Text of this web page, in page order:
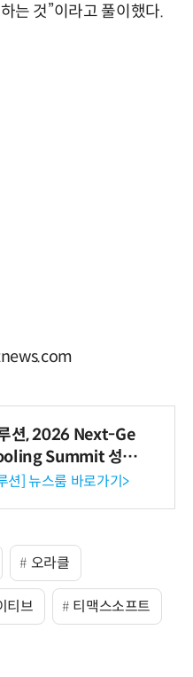
는 것”이라고 풀이했다.
션, 2026 Next-Ge
Summit 성황
션] 뉴스룸 바로가기>
오라클
티브 티맥스소프트